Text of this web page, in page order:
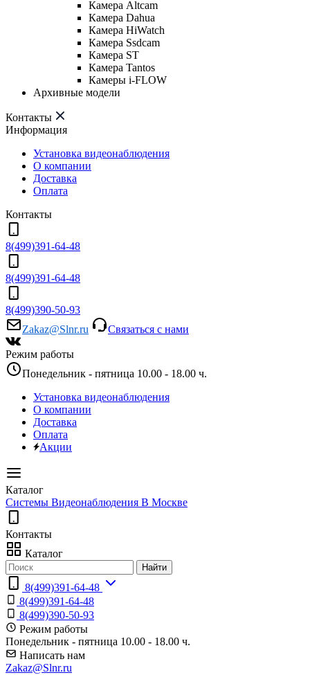
Камера Altcam
Камера Dahua
Камера HiWatch
Камера Ssdcam
Камера ST
Камера Tantos
Камеры i-FLOW
Архивные модели
Контакты
Информация
Установка видеонаблюдения
О компании
Доставка
Оплата
Контакты
8(499)391-64-48
8(499)391-64-48
8(499)390-50-93
Zakaz@Slnr.ru
Связаться с нами
Режим работы
Понедельник - пятница 10.00 - 18.00 ч.
Установка видеонаблюдения
О компании
Доставка
Оплата
Акции
Каталог
Системы Видеонаблюдения В Москве
Контакты
Каталог
Найти
8(499)391-64-48
8(499)391-64-48
8(499)390-50-93
Режим работы
Понедельник - пятница 10.00 - 18.00 ч.
Написать нам
Zakaz@Slnr.ru